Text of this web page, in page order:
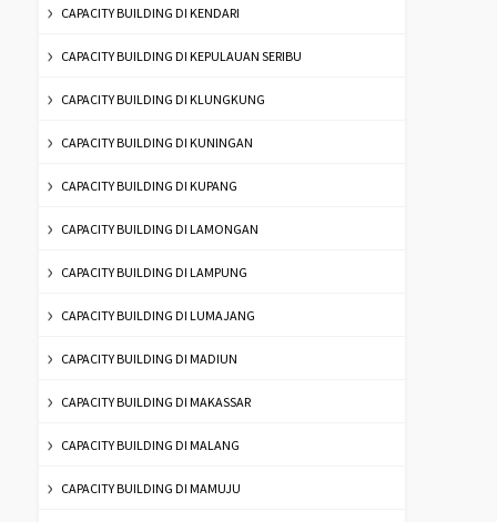
CAPACITY BUILDING DI KENDARI
CAPACITY BUILDING DI KEPULAUAN SERIBU
CAPACITY BUILDING DI KLUNGKUNG
CAPACITY BUILDING DI KUNINGAN
CAPACITY BUILDING DI KUPANG
CAPACITY BUILDING DI LAMONGAN
CAPACITY BUILDING DI LAMPUNG
CAPACITY BUILDING DI LUMAJANG
CAPACITY BUILDING DI MADIUN
CAPACITY BUILDING DI MAKASSAR
CAPACITY BUILDING DI MALANG
CAPACITY BUILDING DI MAMUJU